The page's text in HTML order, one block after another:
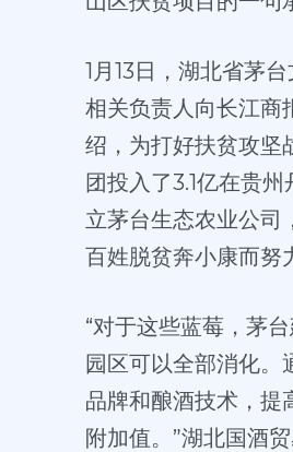
1月13日，湖北省茅
相关负责人向长江商
绍，为打好扶贫攻坚
团投入了3.1亿在贵
立茅台生态农业公司
百姓脱贫奔小康而努
“对于这些蓝莓，茅
园区可以全部消化。
品牌和酿酒技术，提
附加值。”湖北国酒